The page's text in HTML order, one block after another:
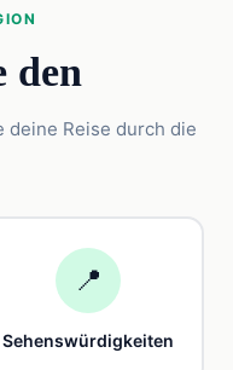
den
deine Reise durch die
📍
Sehenswürdigkeiten